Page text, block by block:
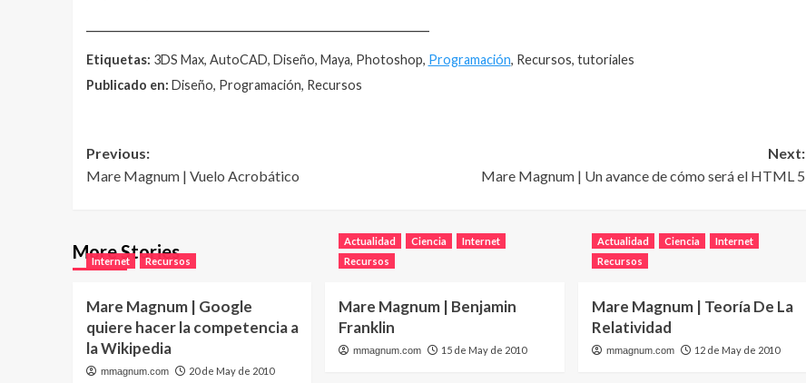
Etiquetas: 3DS Max, AutoCAD, Diseño, Maya, Photoshop, Programación, Recursos, tutoriales
Publicado en: Diseño, Programación, Recursos
Post
navigation
Previous:
Mare Magnum | Vuelo Acrobático
Next:
Mare Magnum | Un avance de cómo será el HTML 5
More Stories
Internet Recursos
Mare Magnum | Google
quiere hacer la competencia a
la Wikipedia
mmagnum.com 20 de May de 2010
Actualidad Ciencia
Internet
Recursos
Mare Magnum | Benjamin
Franklin
mmagnum.com 15 de May de 2010
Actualidad Ciencia
Internet
Recursos
Mare Magnum | Teoría De La
Relatividad
mmagnum.com 12 de May de 2010